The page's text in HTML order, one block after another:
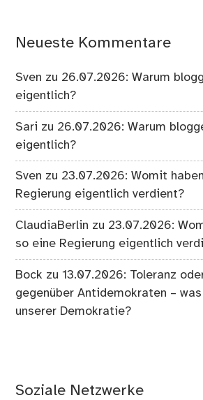
Neueste Kommentare
Sven zu 26.07.2026: Warum
eigentlich?
Sari zu 26.07.2026: Warum
eigentlich?
Sven zu 23.07.2026: Womit
Regierung eigentlich verdient?
ClaudiaBerlin zu 23.07.2026:
so eine Regierung eigentlich
Bock zu13.07.2026: Toleranz
gegenüber Antidemokraten –
unserer Demokratie?
Soziale Netzwerke